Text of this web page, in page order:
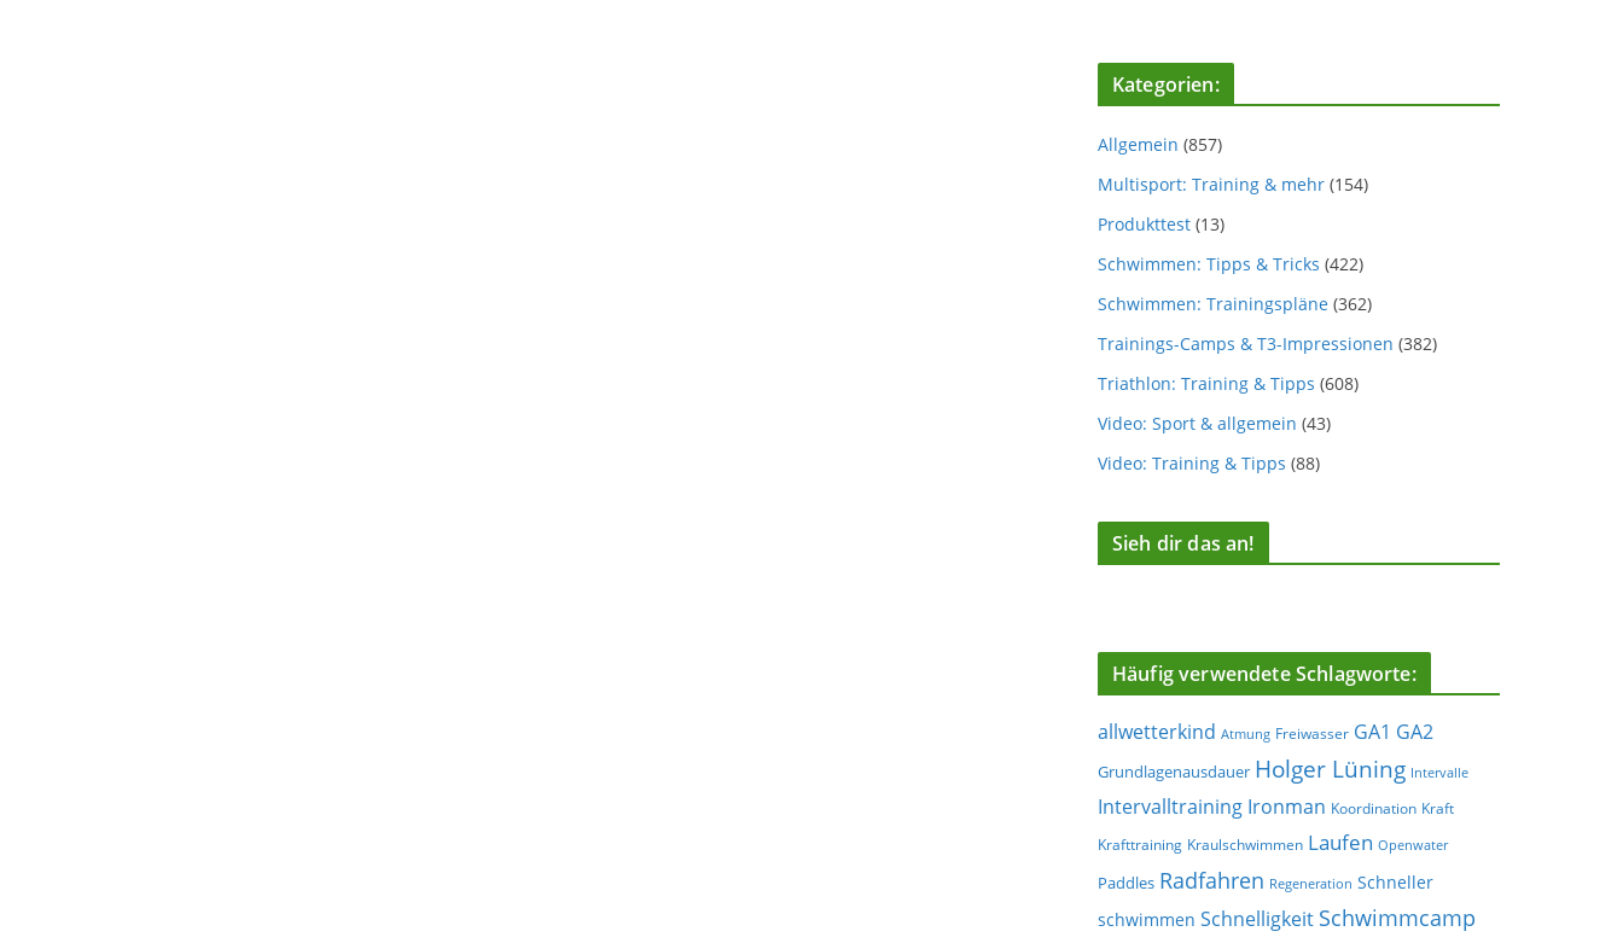
Kategorien:
Allgemein (857)
Multisport: Training & mehr (154)
Produkttest (13)
Schwimmen: Tipps & Tricks (422)
Schwimmen: Trainingspläne (362)
Trainings-Camps & T3-Impressionen (382)
Triathlon: Training & Tipps (608)
Video: Sport & allgemein (43)
Video: Training & Tipps (88)
Sieh dir das an!
Häufig verwendete Schlagworte:
allwetterkind Atmung Freiwasser GA1 GA2
Grundlagenausdauer Holger Lüning Intervalle
Intervalltraining Ironman Koordination Kraft
Krafttraining Kraulschwimmen Laufen Openwater
Paddles Radfahren Regeneration Schneller
schwimmen Schnelligkeit Schwimmcamp